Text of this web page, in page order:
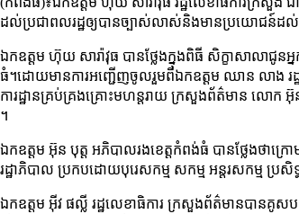
ដល់ប្រជាពលរដ្ឋឲ្យបានច្បាស់លាស់និងមានប្រយោជន៍ដ
ឯកឧត្តម ហ៊ុយ សារ៉ាវុធ បានថ្លែងក្នុងពិធី សិក្ខាសាលាជូនអ្
ធំ។ដោយមានការអញ្ជើញចូលរួមពីឯកឧត្តម ឈាន លាង រដ្
ការដ្ឋានគ្រប់គ្រងគ្រោះមហន្តរាយ ក្រសួងព័ត៌មាន លោក
។
ឯកឧត្តម អ៊ុន បុត្ត អភិបាលរងខេត្តកំពង់ធំ បានថ្លែងថា
រដ្ឋាភិបាល ប្រកបដោយបុរេសកម្ម សកម្ម អន្តរសកម្ម ប្
ឯកឧត្តម អ៊ីវ ផល្លី រដ្ឋលេខាធិការ ក្រសួងព័ត៌មានបានគូ